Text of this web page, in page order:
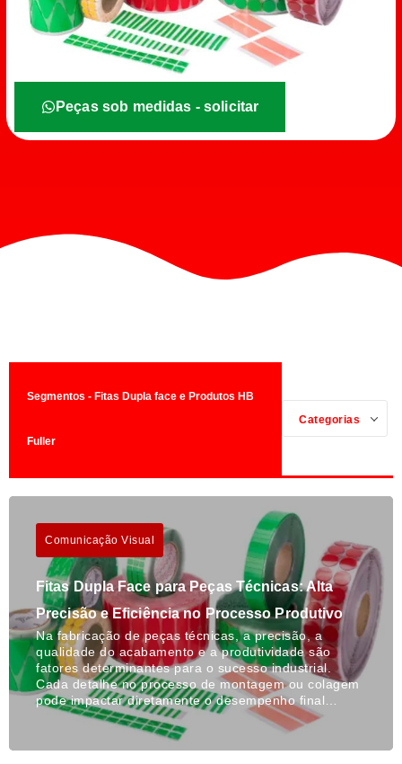
Peças sob medidas - solicitar
Segmentos - Fitas Dupla face e Produtos HB
Fuller
Categorias
Comunicação Visual
Fitas Dupla Face para Peças Técnicas: Alta
Precisão e Eficiência no Processo Produtivo
Na fabricação de peças técnicas, a precisão, a
qualidade do acabamento e a produtividade são
fatores determinantes para o sucesso industrial.
Cada detalhe no processo de montagem ou colagem
pode impactar diretamente o desempenho final…